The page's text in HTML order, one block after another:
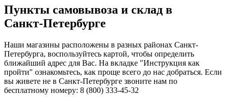
Пункты самовывоза и склад в
Санкт‑Петербурге
Наши магазины расположены в разных районах Санкт-
Петербурга, воспользуйтесь картой, чтобы определить
ближайший адрес для Вас. На вкладке "Инструкция как
пройти" ознакомьтесь, как проще всего до нас добраться. Если
вы живете не в Санкт-Петербурге звоните нам по
бесплатному номеру: 8 (800) 333-45-32